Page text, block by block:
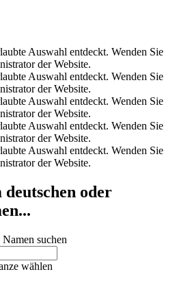
Auswahl entdeckt. Wenden Sie
der Website.
Auswahl entdeckt. Wenden Sie
der Website.
Auswahl entdeckt. Wenden Sie
der Website.
Auswahl entdeckt. Wenden Sie
der Website.
Auswahl entdeckt. Wenden Sie
der Website.
deutschen oder
suchen
wählen